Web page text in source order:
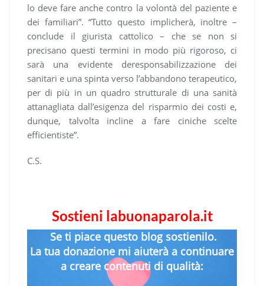
lo deve fare anche contro la volontà del paziente e
dei familiari”. “Tutto questo implicherà, inoltre –
conclude il giurista cattolico – che se non si
precisano questi termini in modo più rigoroso, ci
sarà una evidente deresponsabilizzazione dei
sanitari e una spinta verso l’abbandono terapeutico,
per di più in un quadro strutturale di una sanità
attanagliata dall’esigenza del risparmio dei costi e,
dunque, talvolta incline a fare ciniche scelte
efficientiste”.
C.S.
Sostieni labuonaparola.it
Se ti piace questo blog sostienilo.
La tua donazione mi aiuterà a continuare
a creare contenuti di qualità: